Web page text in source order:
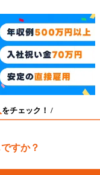
をチェック！ /
すか？